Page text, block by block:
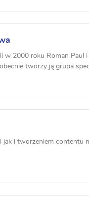
w 2000 roku Roman Paul
tworzy ją grupa
i tworzeniem contentu